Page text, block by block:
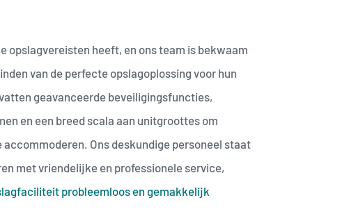
opslagvereisten heeft, en ons team is bekwaam
van de perfecte opslagoplossing voor hun
geavanceerde beveiligingsfuncties,
en een breed scala aan unitgroottes om
Ons deskundige personeel staat
met vriendelijke en professionele service,
probleemloos en gemakkelijk